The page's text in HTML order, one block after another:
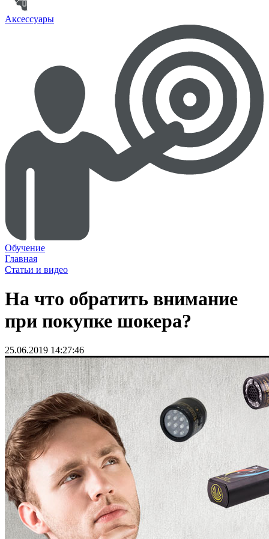
Аксессуары
Обучение
Главная
Статьи и видео
На что обратить внимание
при покупке шокера?
25.06.2019 14:27:46